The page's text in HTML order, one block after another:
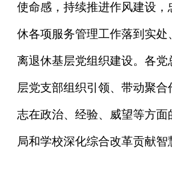
使命感，持续推进作风建设
休各项服务管理工作落到实
离退休基层党组织建设。各
层党支部组织引领、带动聚
志在政治、经验、威望等方
局和学校深化综合改革贡献智